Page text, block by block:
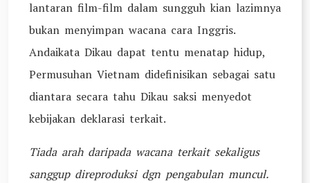
lantaran film-film dalam sungguh kian lazimnya
bukan menyimpan wacana cara Inggris.
Andaikata Dikau dapat tentu menatap hidup,
Permusuhan Vietnam didefinisikan sebagai satu
diantara secara tahu Dikau saksi menyedot
kebijakan deklarasi terkait.
Tiada arah daripada wacana terkait sekaligus
sanggup direproduksi dgn pengabulan muncul.